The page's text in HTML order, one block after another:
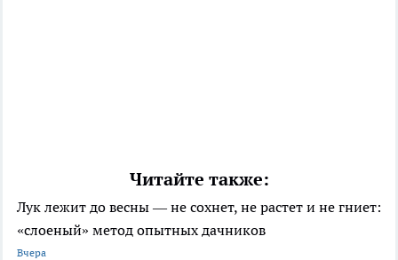
Читайте также:
Лук лежит до весны — не сохнет, не растет и не гниет:
«слоеный» метод опытных дачников
Вчера